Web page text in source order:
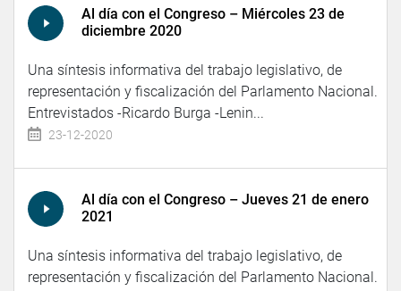
Al día con el Congreso – Miércoles 23 de
diciembre 2020
Una síntesis informativa del trabajo legislativo, de
representación y fiscalización del Parlamento Nacional.
Entrevistados -Ricardo Burga -Lenin...
23-12-2020
Al día con el Congreso – Jueves 21 de enero
2021
Una síntesis informativa del trabajo legislativo, de
representación y fiscalización del Parlamento Nacional.